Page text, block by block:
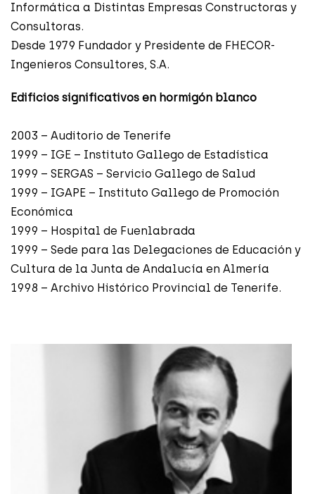
Informática a Distintas Empresas Constructoras y
Consultoras.
Desde 1979 Fundador y Presidente de FHECOR-
Ingenieros Consultores, S.A.
Edificios significativos en hormigón blanco
2003 – Auditorio de Tenerife
1999 – IGE – Instituto Gallego de Estadística
1999 – SERGAS – Servicio Gallego de Salud
1999 – IGAPE – Instituto Gallego de Promoción
Económica
1999 – Hospital de Fuenlabrada
1999 – Sede para las Delegaciones de Educación y
Cultura de la Junta de Andalucía en Almería
1998 – Archivo Histórico Provincial de Tenerife.